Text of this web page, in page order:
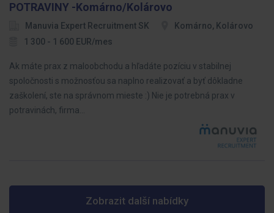
POTRAVINY -Komárno/Kolárovo
Manuvia Expert Recruitment SK
Komárno, Kolárovo
1 300 - 1 600 EUR/mes
Ak máte prax z maloobchodu a hľadáte pozíciu v stabilnej
spoločnosti s možnosťou sa naplno realizovať a byť dôkladne
zaškolení, ste na správnom mieste :) Nie je potrebná prax v
potravinách, firma…
Zobrazit další nabídky